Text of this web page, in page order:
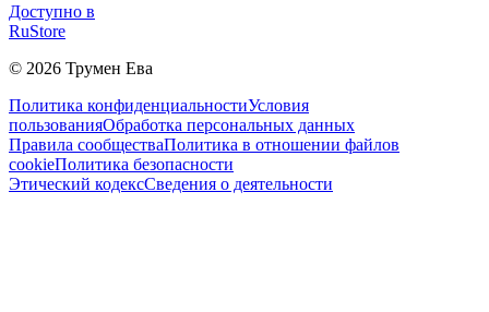
Доступно в
RuStore
© 2026 Трумен Ева
Политика конфиденциальностиУсловия
пользованияОбработка персональных данных
Правила сообществаПолитика в отношении файлов
cookieПолитика безопасности
Этический кодексСведения о деятельности